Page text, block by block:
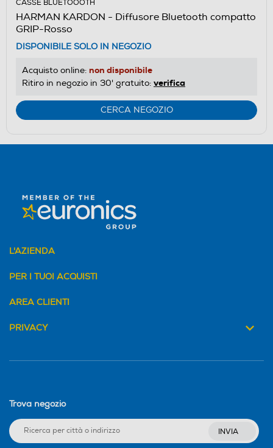
CASSE BLUETOOOTH
HARMAN KARDON - Diffusore Bluetooth compatto
GRIP-Rosso
DISPONIBILE SOLO IN NEGOZIO
Acquisto online: non disponibile
Ritiro in negozio in 30' gratuito: verifica
CERCA NEGOZIO
L'AZIENDA
PER I TUOI ACQUISTI
AREA CLIENTI
PRIVACY
Trova negozio
INVIA